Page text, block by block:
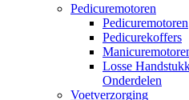
Pedicuremotoren
Pedicuremotoren
Pedicurekoffers
Losse
Onderdelen
Voetverzorging